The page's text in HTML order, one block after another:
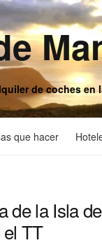
de coches
que hacer
de la Isla
TT